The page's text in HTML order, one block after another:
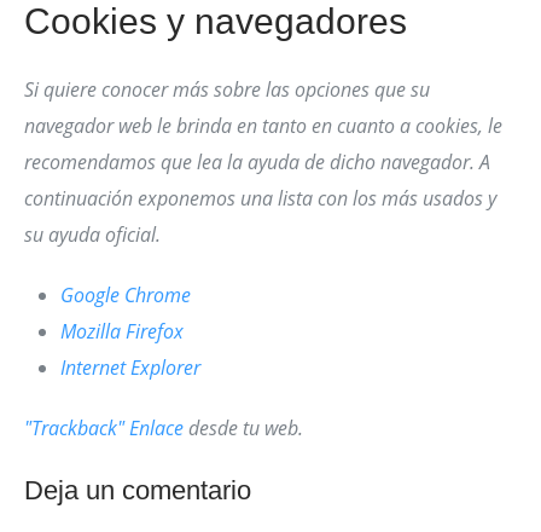
Cookies y navegadores
Si quiere conocer más sobre las opciones que su
navegador web le brinda en tanto en cuanto a cookies, le
recomendamos que lea la ayuda de dicho navegador. A
continuación exponemos una lista con los más usados y
su ayuda oficial.
Google Chrome
Mozilla Firefox
Internet Explorer
"Trackback" Enlacedesde tu web.
Deja un comentario